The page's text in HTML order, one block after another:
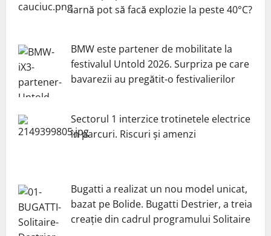
iarnă pot să facă explozie la peste 40°C?
BMW este partener de mobilitate la
festivalul Untold 2026. Surpriza pe care
bavarezii au pregătit-o festivalierilor
Sectorul 1 interzice trotinetele electrice
în parcuri. Riscuri și amenzi
Bugatti a realizat un nou model unicat,
bazat pe Bolide. Bugatti Destrier, a treia
creație din cadrul programului Solitaire